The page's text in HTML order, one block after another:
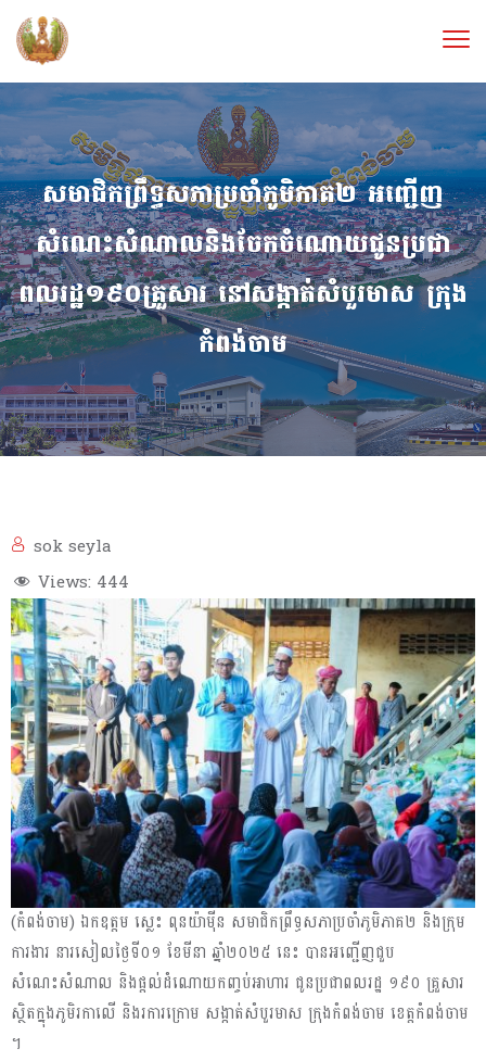
សមាជិកព្រឹទ្ធសភាប្រចាំភូមិភាគ២ អញ្ជើញ
សំណេះសំណាលនិងចែកចំណោយជូនប្រជា
ពលរដ្ឋ១៩០គ្រួសារ នៅសង្កាត់សំបួរមាស ក្រុង
កំពង់ចាម
sok seyla
Views: 444
(កំពង់ចាម) ឯកឧត្តម ស្លេះ ពុនយ៉ាមុីន សមាជិកព្រឹទ្ធសភាប្រចាំភូមិភាគ២ និងក្រុម
ការងារ នារសៀលថ្ងៃទី០១ ខែមីនា ឆ្នាំ២០២៥ នេះ បានអញ្ជើញជួប
សំណេះសំណាល និងផ្ដល់ដំណោយកញ្ចប់អាហារ ជូនប្រជាពលរដ្ឋ ១៩០ គ្រួសារ
ស្ថិតក្នុងភូមិរកាលើ និងរការក្រោម សង្កាត់សំបួរមាស ក្រុងកំពង់ចាម ខេត្តកំពង់ចាម
។